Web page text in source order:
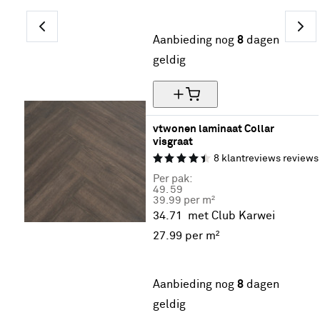
Aanbieding nog 8 dagen
geldig
vtwonen laminaat Collar
visgraat
8 klantreviews reviews
Per pak:
49. 59
39.99 per m²
34.71
met Club Karwei
27. 99 per m²
Aanbieding nog 8 dagen
geldig